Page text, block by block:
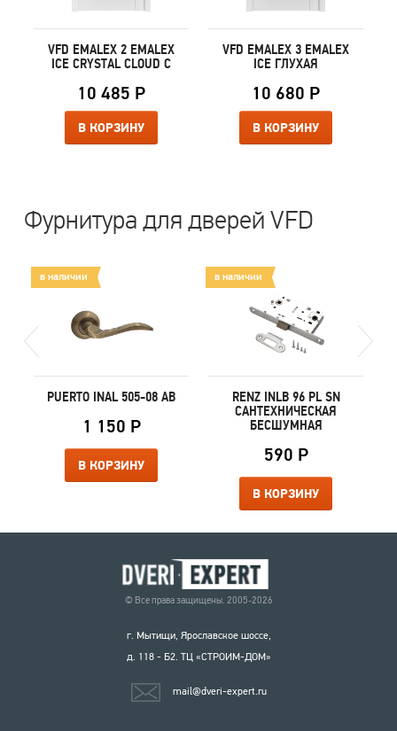
VFD EMALEX 2 EMALEX
ICE CRYSTAL CLOUD C
10 485 Р
В КОРЗИНУ
VFD EMALEX 3 EMALEX
ICE ГЛУХАЯ
10 680 Р
В КОРЗИНУ
Фурнитура для дверей VFD
в наличии
PUERTO INAL 505-08 AB
1 150 Р
В КОРЗИНУ
в наличии
RENZ INLB 96 PL SN
САНТЕХНИЧЕСКАЯ
БЕСШУМНАЯ
590 Р
В КОРЗИНУ
© Все права защищены. 2005-2026
г. Мытищи, Ярославское шоссе,
д. 118 - Б2. ТЦ «СТРОИМ-ДОМ»
mail@dveri-expert.ru